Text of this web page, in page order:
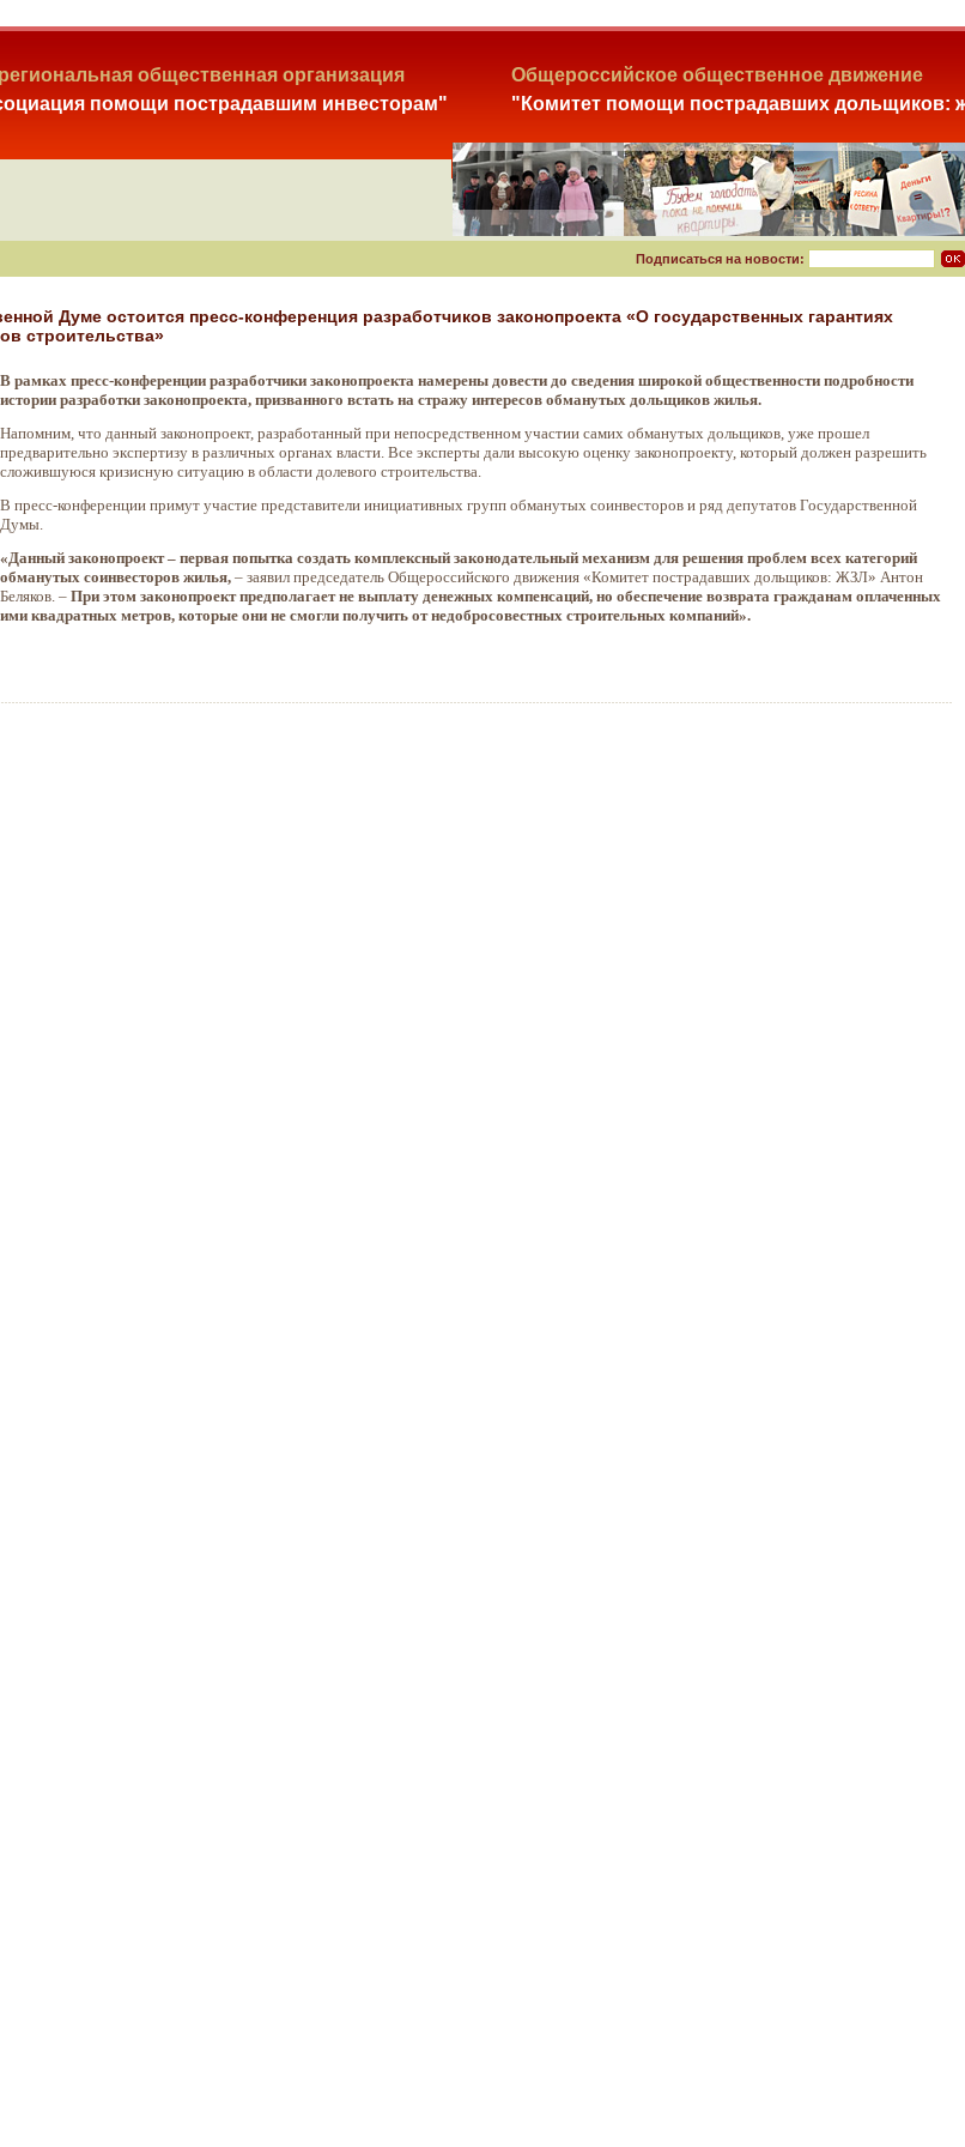
общественная организация
помощи пострадавшим инвесторам"
Общероссийское общественное движение
"Комитет помощи пострадавших дольщиков:
Подписаться на новости:
Думе остоится пресс-конференция разработчиков законопроекта «О государственных гарантиях
строительства»
В рамках пресс-конференции разработчики законопроекта намерены довести до сведения широкой общественности подробности
истории разработки законопроекта, призванного встать на стражу интересов обманутых дольщиков жилья.
Напомним, что данный законопроект, разработанный при непосредственном участии самих обманутых дольщиков, уже прошел
предварительно экспертизу в различных органах власти. Все эксперты дали высокую оценку законопроекту, который должен разрешить
сложившуюся кризисную ситуацию в области долевого строительства.
В пресс-конференции примут участие представители инициативных групп обманутых соинвесторов и ряд депутатов Государственной
Думы.
«Данный законопроект – первая попытка создать комплексный законодательный механизм для решения проблем всех категорий
обманутых соинвесторов жилья, – заявил председатель Общероссийского движения «Комитет пострадавших дольщиков: ЖЗЛ» Антон
Беляков. – При этом законопроект предполагает не выплату денежных компенсаций, но обеспечение возврата гражданам оплаченных
ими квадратных метров, которые они не смогли получить от недобросовестных строительных компаний».